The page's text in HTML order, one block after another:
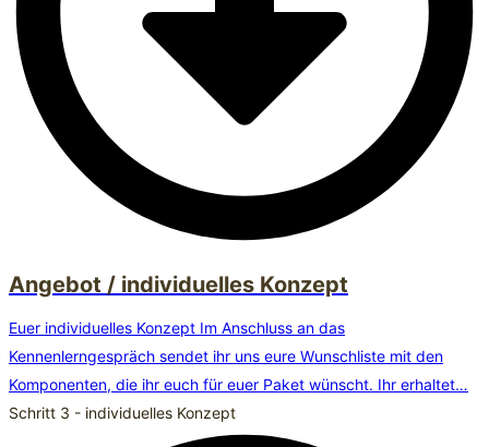
Angebot / individuelles Konzept
Euer individuelles Konzept Im Anschluss an das
Kennenlerngespräch sendet ihr uns eure Wunschliste mit den
Komponenten, die ihr euch für euer Paket wünscht. Ihr erhaltet…
Schritt 3 - individuelles Konzept